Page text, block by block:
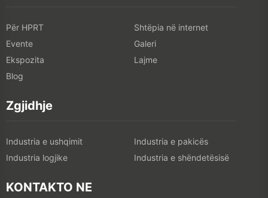
Për HPRT
Shtëpia në internet
Evente
Galeri
Ekspozita
Lajme
Blog
Zgjidhje
Industria e ushqimit
Industria e pakicës
Industria logjike
Industria e shëndetësisë
KONTAKTO NE